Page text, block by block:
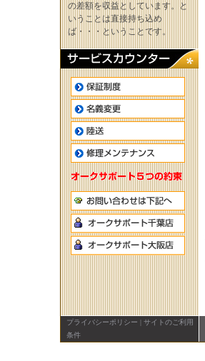
の差額を収益としています。と
いうことは直接持ち込め
ば・・・ということです。
プライバシーポリシー | サイトのご利用
条件